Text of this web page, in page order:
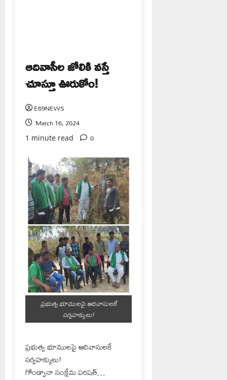
ఆదివాసీల జోలికి వస్తే
చూస్తూ ఊరుకోం!
E69NEWS
March 16, 2024
1 minute read 0
ప్రభుత్వ భూములపై ఆదివాసులకే
సర్వహక్కులు!
ప్రభుత్వ భూములపై ఆదివాసులకే
సర్వహక్కులు!
గోండ్వానా సంక్షేమ పరిషత్…